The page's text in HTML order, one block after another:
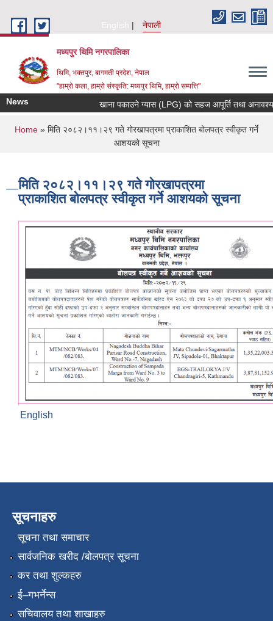
English
नेपाली
मध्यपुर थिमि नगरपालिका
थिमि, भक्तपुर, बागमती प्रदेश, नेपाल
"हाम्रो कला, हाम्रो संस्कृति: मध्यपुर थिमि, हाम्रो सम्पत्ति"
News खाना पकाउने ग्यास (LPG) को सहज आपूर्ति तथा
You are here
Home » मिति २०८२।११।२९ गते गोरखापत्रमा प्राकाशित बोलपत्र स्वीकृत गर्ने
आशयको सूचना
मिति २०८२।११।२९ गते गोरखापत्रमा
प्राकाशित बोलपत्र स्वीकृत गर्ने आशयको सूचना
English
सूचनाहरु
सूचना तथा समाचार
सार्वजनिक खरीद /बोलपत्र सूचना
कर तथा शुल्कहरु
ई–गभर्नेन्स
सचिवालय तथा शाखाहरु